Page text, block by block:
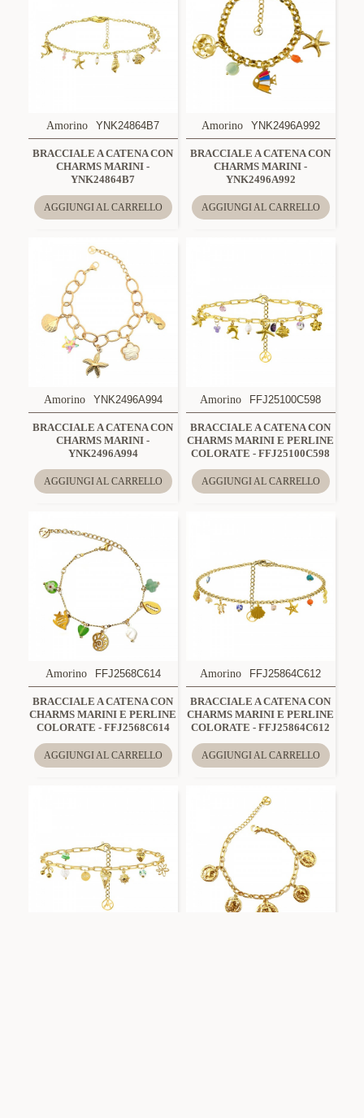
Amorino YNK24864B7
BRACCIALE A CATENA CON
CHARMS MARINI -
YNK24864B7
AGGIUNGI AL CARRELLO
Amorino YNK2496A992
BRACCIALE A CATENA CON
CHARMS MARINI -
YNK2496A992
AGGIUNGI AL CARRELLO
Amorino YNK2496A994
BRACCIALE A CATENA CON
CHARMS MARINI -
YNK2496A994
AGGIUNGI AL CARRELLO
Amorino FFJ25100C598
BRACCIALE A CATENA CON
CHARMS MARINI E PERLINE
COLORATE - FFJ25100C598
AGGIUNGI AL CARRELLO
Amorino FFJ2568C614
BRACCIALE A CATENA CON
CHARMS MARINI E PERLINE
COLORATE - FFJ2568C614
AGGIUNGI AL CARRELLO
Amorino FFJ25864C612
BRACCIALE A CATENA CON
CHARMS MARINI E PERLINE
COLORATE - FFJ25864C612
AGGIUNGI AL CARRELLO